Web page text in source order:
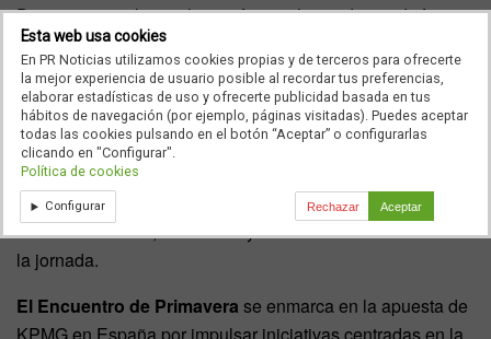
Durante varias horas, los profesionales pudieron disfrutar
de una experiencia alejada del contexto habitual de
trabajo, favoreciendo el intercambio, la cercanía y la
convivencia entre compañeros.
Uno de los elementos diferenciales fue el protagonismo
del concepto#PeopleofKPMG
para compartir la experiencia desde dentro y poner en
valor las historias, momentos y conexiones vividas durante
la jornada.
El Encuentro de Primavera se enmarca en la apuesta de
KPMG en España por impulsar iniciativas centradas en la
Esta web usa cookies
En PR Noticias utilizamos cookies propias y de terceros para ofrecerte
la mejor experiencia de usuario posible al recordar tus preferencias,
elaborar estadísticas de uso y ofrecerte publicidad basada en tus
hábitos de navegación (por ejemplo, páginas visitadas). Puedes aceptar
todas las cookies pulsando en el botón “Aceptar” o configurarlas
clicando en "Configurar".
Política de cookies
Configurar Rechazar Aceptar